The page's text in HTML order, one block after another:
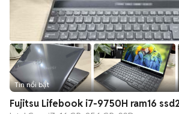
Tin nổi bật
Fujitsu Lifebook i7-9750H ram16